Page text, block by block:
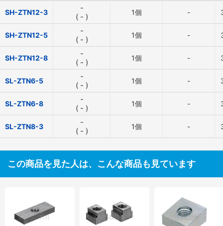
SH-ZTN12-3
-
( - ) 1個 -
SH-ZTN12-5
-
( - ) 1個 -
SH-ZTN12-8
-
( - ) 1個 -
SL-ZTN6-5
-
( - ) 1個 -
SL-ZTN6-8
-
( - ) 1個 -
SL-ZTN8-3
-
( - ) 1個 -
この商品を見た人は、こんな商品も見ています